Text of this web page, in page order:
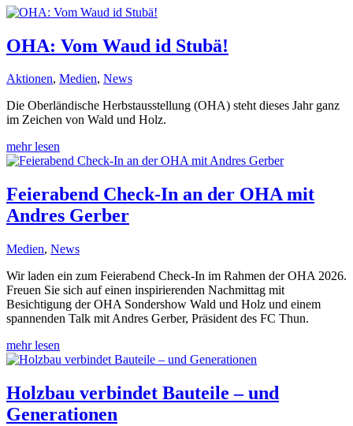
OHA: Vom Waud id Stubä!
Aktionen, Medien, News
Die Oberländische Herbstausstellung (OHA) steht dieses Jahr ganz
im Zeichen von Wald und Holz.
mehr lesen
Feierabend Check-In an der OHA mit
Andres Gerber
Medien, News
Wir laden ein zum Feierabend Check-In im Rahmen der OHA 2026.
Freuen Sie sich auf einen inspirierenden Nachmittag mit
Besichtigung der OHA Sondershow Wald und Holz und einem
spannenden Talk mit Andres Gerber, Präsident des FC Thun.
mehr lesen
Holzbau verbindet Bauteile – und
Generationen